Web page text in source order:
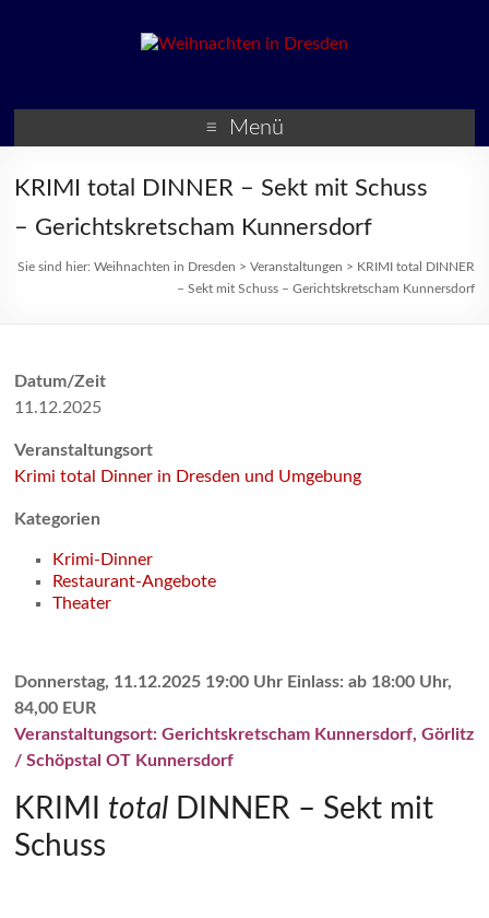
Veranstaltungen zur
Weihnachtszeit
Menü
KRIMI total DINNER – Sekt mit Schuss
– Gerichtskretscham Kunnersdorf
Sie sind hier: Weihnachten in Dresden > Veranstaltungen > KRIMI total DINNER
– Sekt mit Schuss – Gerichtskretscham Kunnersdorf
Datum/Zeit
11.12.2025
Veranstaltungsort
Krimi total Dinner in Dresden und Umgebung
Kategorien
Krimi-Dinner
Restaurant-Angebote
Theater
Donnerstag, 11.12.2025 19:00 Uhr Einlass: ab 18:00 Uhr,
84,00 EUR
Veranstaltungsort: Gerichtskretscham Kunnersdorf, Görlitz
/ Schöpstal OT Kunnersdorf
KRIMI total DINNER – Sekt mit
Schuss